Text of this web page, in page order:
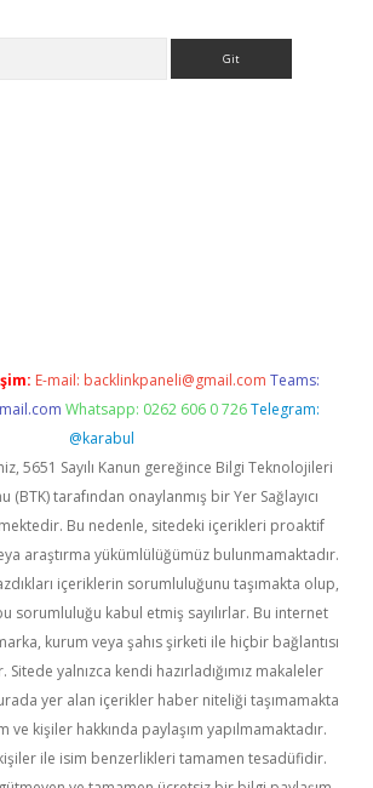
E-mail: backlinkpaneli@gmail.com Teams:
Whatsapp: 0262 606 0 726 Telegram:
@karabul
5651 Sayılı Kanun gereğince Bilgi Teknolojileri
(BTK) tarafından onaylanmış bir Yer Sağlayıcı
Bu nedenle, sitedeki içerikleri proaktif
araştırma yükümlülüğümüz bulunmamaktadır.
içeriklerin sorumluluğunu taşımakta olup,
sorumluluğu kabul etmiş sayılırlar. Bu internet
kurum veya şahıs şirketi ile hiçbir bağlantısı
yalnızca kendi hazırladığımız makaleler
yer alan içerikler haber niteliği taşımamakta
ve kişiler hakkında paylaşım yapılmamaktadır.
ile isim benzerlikleri tamamen tesadüfidir.